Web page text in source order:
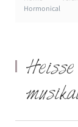
Hormonical